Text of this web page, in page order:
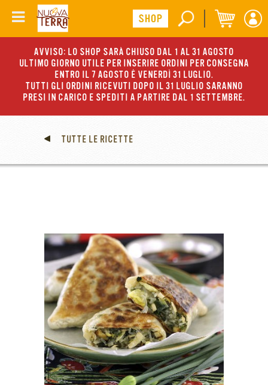
AVVISO: LO SHOP SARÀ CHIUSO DAL 1 AL 31 AGOSTO
ULTIMO GIORNO UTILE PER INSERIRE ORDINI PER CONSEGNA
ENTRO IL 7 AGOSTO È VENERDÌ 31 LUGLIO.
TUTTI GLI ORDINI RICEVUTI DOPO IL 31 LUGLIO SARANNO
PRESI IN CARICO E SPEDITI A PARTIRE DAL 1 SETTEMBRE.
TUTTE LE RICETTE